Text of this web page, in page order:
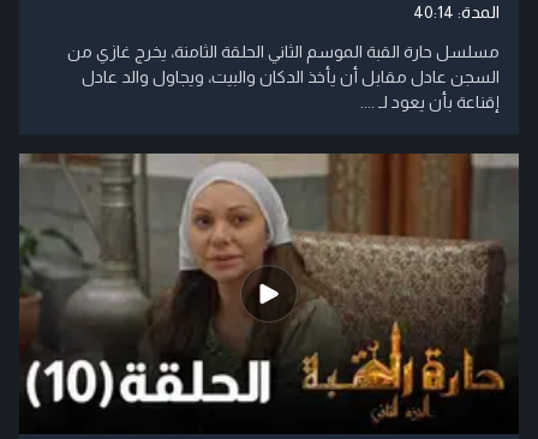
المدة: 40:14
مسلسل حارة القبة الموسم الثاني الحلقة الثامنة، يخرج غازي من
السجن عادل مقابل أن يأخذ الدكان والبيت، ويجاول والد عادل
إقناعة بأن يعود لـ ....